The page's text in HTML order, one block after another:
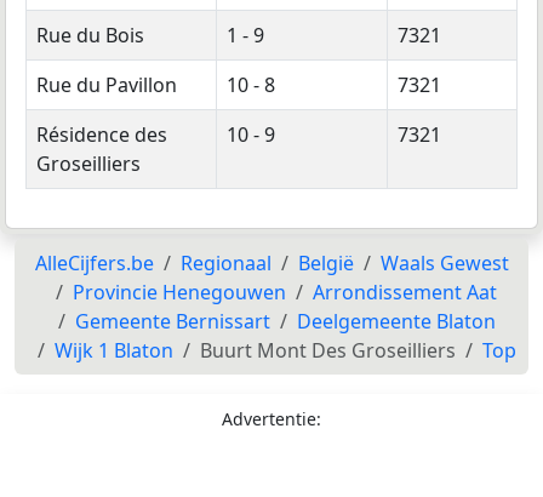
Rue du Bois 1 - 9
7321
Rue du Pavillon
10 - 8
7321
Résidence des
Groseilliers
10 - 9 7321
AlleCijfers.be Regionaal België
Waals Gewest
Provincie Henegouwen
Arrondissement Aat
Gemeente Bernissart
Deelgemeente Blaton
Wijk 1 Blaton
Buurt Mont Des Groseilliers Top
Advertentie: